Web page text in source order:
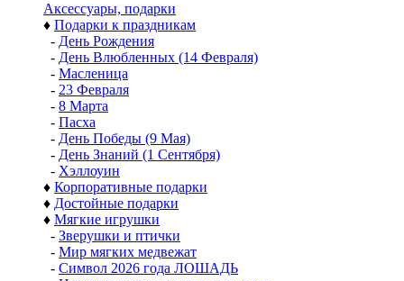
Аксессуары, подарки
♦ Подарки к праздникам
- День Рождения
- День Влюбленных (14 Февраля)
- Масленица
- 23 Февраля
- 8 Марта
- Пасха
- День Победы (9 Мая)
- День Знаний (1 Сентября)
- Хэллоуин
♦ Корпоративные подарки
♦ Достойные подарки
♦ Мягкие игрушки
- Зверушки и птички
- Мир мягких медвежат
- Символ 2026 года ЛОШАДЬ